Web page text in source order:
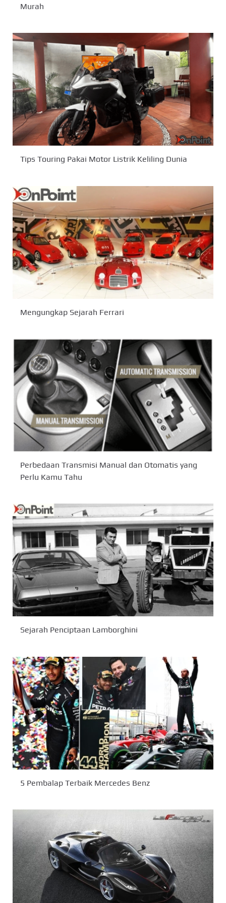
Murah
Tips Touring Pakai Motor Listrik Keliling Dunia
Mengungkap Sejarah Ferrari
Perbedaan Transmisi Manual dan Otomatis yang
Perlu Kamu Tahu
Sejarah Penciptaan Lamborghini
5 Pembalap Terbaik Mercedes Benz